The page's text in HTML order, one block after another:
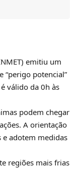
emitiu um
“perigo potencial”
válido da 0h às
podem chegar
A orientação
adotem medidas
regiões mais frias